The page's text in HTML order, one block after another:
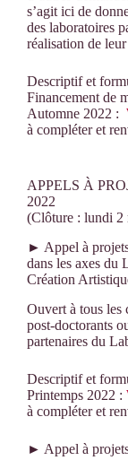
s’agit ici de
des laboratoires
réalisation de leur
Descriptif et
Financement de
Automne 2022 :
à compléter et
APPELS À
2022
(Clôture : lundi 2
► Appel à
dans les axes du
Création
Ouvert à tous les
post-doctorants
partenaires du
Descriptif et
Printemps 2022 :
à compléter et
► Appel à